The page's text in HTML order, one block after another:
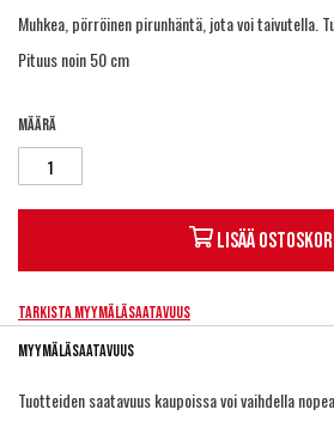
Muhkea, pörröinen pirunhäntä, jota voi taivutella.
Pituus noin 50 cm
Määrä
Lisää
Tarkista myymäläsaatavuus
Myymäläsaatavuus
Tuotteiden saatavuus kaupoissa voi vaihdella